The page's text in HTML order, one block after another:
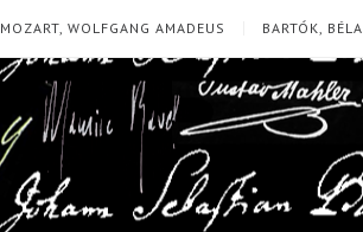
MOZART, WOLFGANG AMADEUS BARTÓK, BÉLA